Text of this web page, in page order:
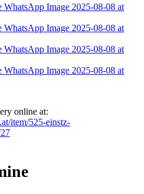
online at:
item/525-einstz-